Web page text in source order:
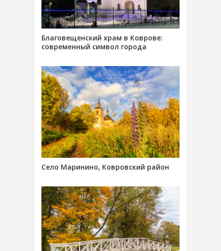
Благовещенский храм в Коврове:
современный символ города
Село Маринино, Ковровский район